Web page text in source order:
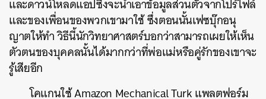
และดาวน์โหลดแอปซึ่งจะนำเอาข้อมูลส่วนตัวจากโปร์ไฟล์
และของเพื่อนของพวกเขามาใช้ ซึ่งตอนนั้นเฟซบุ๊กอนุ
ญาตให้ทำ วิธีนี้นักวิทยาศาสตร์บอกว่าสามารถเผยให้เห็น
ตัวตนของบุคคลนั้นได้มากกว่าที่พ่อแม่หรือคู่รักของเขาจะ
รู้เสียอีก
โคแกนใช้ Amazon Mechanical Turk แพลตฟอร์ม